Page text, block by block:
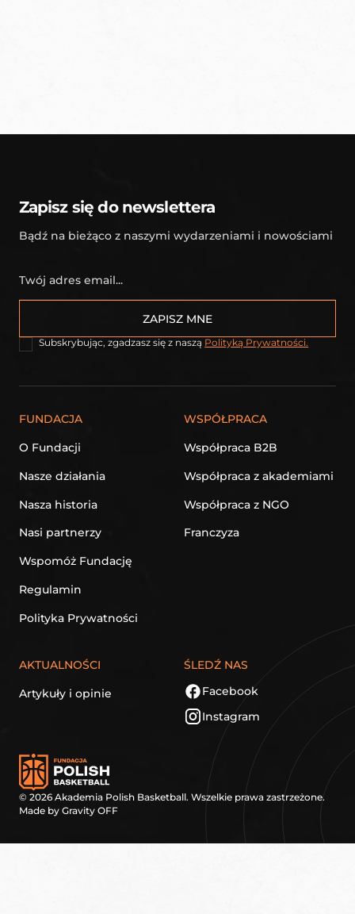
Zapisz się do newslettera
Bądź na bieżąco z naszymi wydarzeniami i nowościami
Subskrybując, zgadzasz się z naszą Polityką Prywatności.
FUNDACJA
O Fundacji
Nasze działania
Nasza historia
Nasi partnerzy
Wspomóż Fundację
Regulamin
Polityka Prywatności
WSPÓŁPRACA
Współpraca B2B
Współpraca z akademiami
Współpraca z NGO
Franczyza
AKTUALNOŚCI
Artykuły i opinie
ŚLEDŹ NAS
Facebook
Instagram
© 2026Akademia Polish Basketball. Wszelkie prawa zastrzeżone.
Made by Gravity OFF